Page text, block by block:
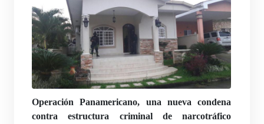
Operación Panamericano, una nueva condena
contra estructura criminal de narcotráfico